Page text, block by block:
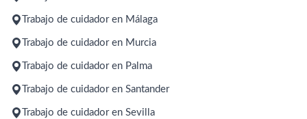
Trabajo de cuidador en Málaga
Trabajo de cuidador en Murcia
Trabajo de cuidador en Palma
Trabajo de cuidador en Santander
Trabajo de cuidador en Sevilla